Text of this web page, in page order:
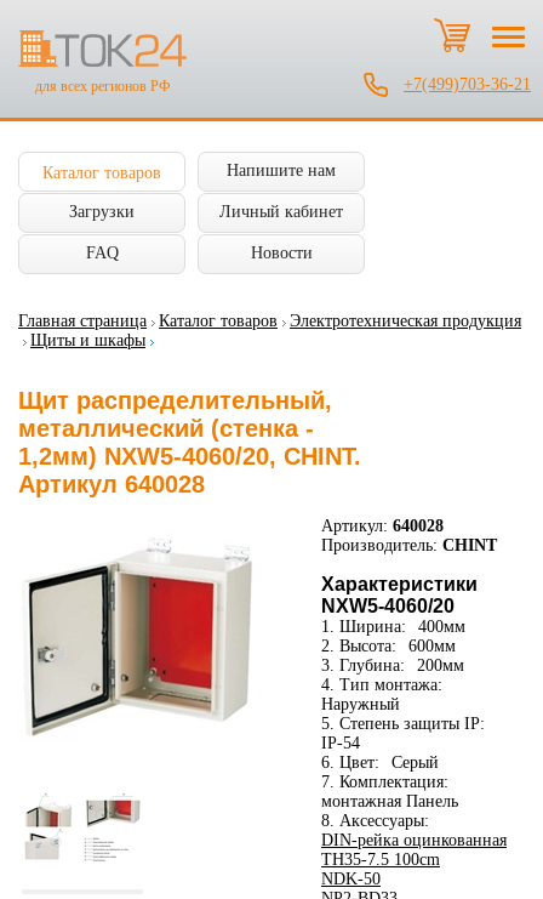
для всех регионов РФ +7(499)703-36-21
Каталог товаров Напишите нам
Загрузки Личный кабинет
FAQ Новости
Главная страница Каталог товаров
Электротехническая продукция
Щиты и шкафы
Щит распределительный,
металлический (стенка -
1,2мм) NXW5-4060/20, CHINT.
Артикул 640028
Артикул: 640028
Производитель: CHINT
Характеристики
NXW5-4060/20
1. Ширина:
400мм
2. Высота:
600мм
3. Глубина:
200мм
4. Тип монтажа:
Наружный
5. Степень защиты IP:
IP-54
6. Цвет:
Серый
7. Комплектация:
монтажная Панель
8. Аксессуары:
DIN-рейка оцинкованная
TH35-7.5 100cm
NDK-50